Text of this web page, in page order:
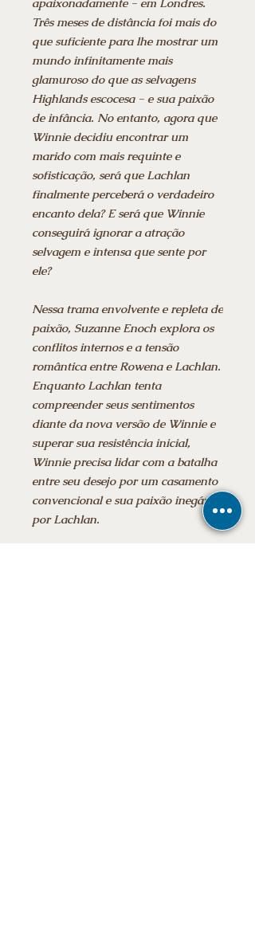
Três meses de distância foi mais do
que suficiente para lhe mostrar um
mundo infinitamente mais
glamuroso do que as selvagens
Highlands escocesa - e sua paixão
de infância. No entanto, agora que
Winnie decidiu encontrar um
marido com mais requinte e
sofisticação, será que Lachlan
finalmente perceberá o verdadeiro
encanto dela? E será que Winnie
conseguirá ignorar a atração
selvagem e intensa que sente por
ele?
Nessa trama envolvente e repleta de
paixão, Suzanne Enoch explora os
conflitos internos e a tensão
romântica entre Rowena e Lachlan.
Enquanto Lachlan tenta
compreender seus sentimentos
diante da nova versão de Winnie e
superar sua resistência inicial,
Winnie precisa lidar com a batalha
entre seu desejo por um casamento
convencional e sua paixão inegável
por Lachlan.